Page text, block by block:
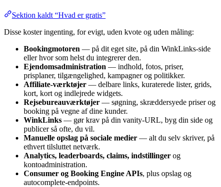
Sektion kaldt “Hvad er gratis”
Disse koster ingenting, for evigt, uden kvote og uden måling:
Bookingmotoren — på dit eget site, på din WinkLinks-side
eller hvor som helst du integrerer den.
Ejendomsadministration — indhold, fotos, priser,
prisplaner, tilgængelighed, kampagner og politikker.
Affiliate-værktøjer — delbare links, kuraterede lister, grids,
kort, kort og indlejrede widgets.
Rejsebureauværktøjer — søgning, skræddersyede priser og
booking på vegne af dine kunder.
WinkLinks — gør krav på din vanity-URL, byg din side og
publicer så ofte, du vil.
Manuelle opslag på sociale medier — alt du selv skriver, på
ethvert tilsluttet netværk.
Analytics, leaderboards, claims, indstillinger og
kontoadministration.
Consumer og Booking Engine APIs, plus opslag og
autocomplete-endpoints.